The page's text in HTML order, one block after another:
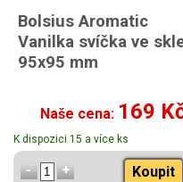
Bolsius Aromatic
Vanilka svíčka ve
95x95 mm
Naše cena: 169
K dispozici 15 a více ks
Koupit